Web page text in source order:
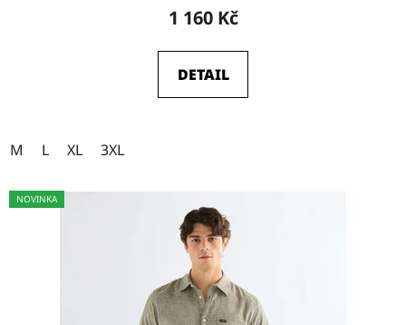
1 160 Kč
DETAIL
M L XL 3XL
NOVINKA